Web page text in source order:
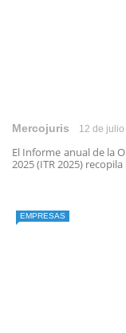
Mercojuris 12 de
El Informe anual de la
2025 (ITR 2025)
EMPRESAS